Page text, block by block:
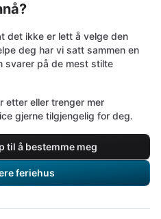
det ikke er lett å velge den
deg har vi satt sammen en
svarer på de mest stilte
etter eller trenger mer
gjerne tilgjengelig for deg.
til å bestemme meg
feriehus